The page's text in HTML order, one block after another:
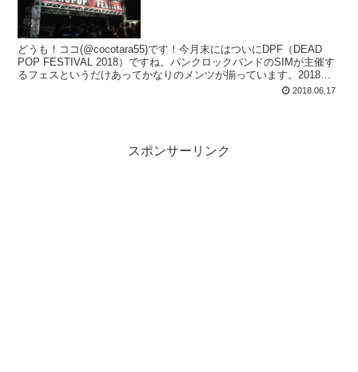
どうも！ココ(@cocotara55)です！今月末にはついにDPF（DEAD
POP FESTIVAL 2018）ですね。パンクロックバンドのSIMが主催す
るフェスというだけあってかなりのメンツが揃っています。2018年
2018.06.17
スポンサーリンク